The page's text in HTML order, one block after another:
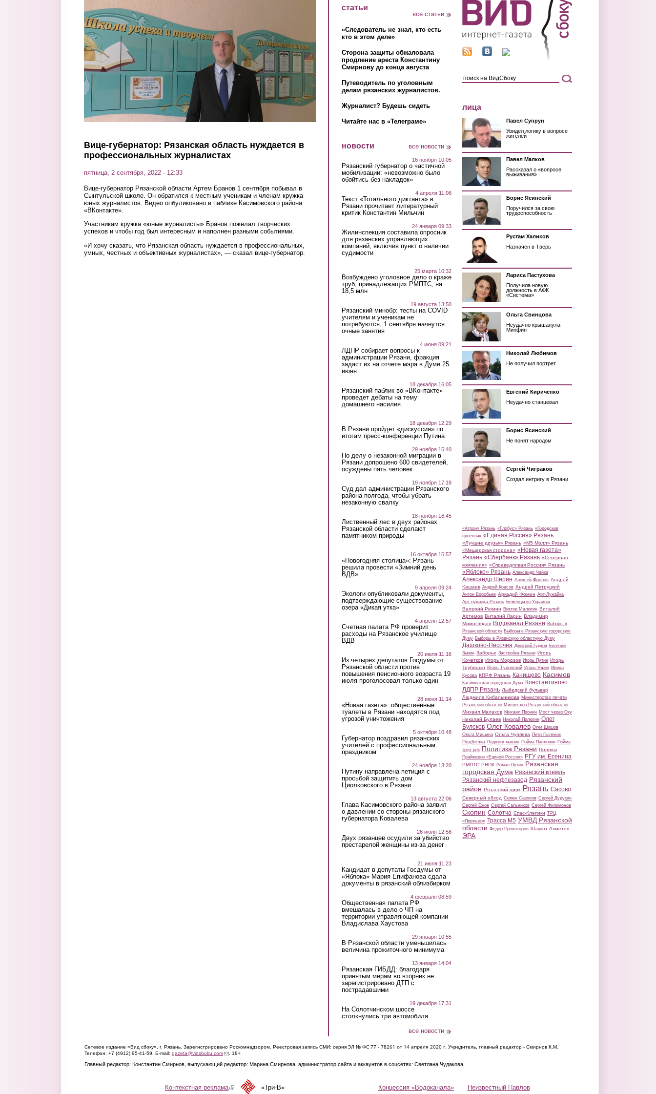
Вице-губернатор: Рязанская область нуждается в
профессиональных журналистах
пятница, 2 сентября, 2022 - 12:33
Вице-губернатор Рязанской области Артем Бранов 1 сентября побывал в
Сынтульской школе. Он обратился к местным ученикам и членам кружка
юных журналистов. Видео опбуликовано в паблике Касимовского района
«ВКонтакте».
Участникам кружка «юные журналисты» Бранов пожелал творческих
успехов и чтобы год был интересным и наполнен разными событиями.
«И хочу сказать, что Рязанская область нуждается в профессиональных,
умных, честных и объективных журналистах», — сказал вице-губернатор.
статьи
все статьи
«Следователь не знал, кто есть
кто в этом деле»
Сторона защиты обжаловала
продление ареста Константину
Смирнову до конца августа
Путеводитель по уголовным
делам рязанских журналистов.
Журналист? Будешь сидеть
Читайте нас в «Телеграме»
новости все новости
16 ноября 10:05
Рязанский губернатор о частичной
мобилизации: «невозможно было
обойтись без накладок»
4 апреля 11:06
Текст «Тотального диктанта» в
Рязани прочитает литературный
критик Константин Мильчин
24 января 09:33
Жилинспекция составила опросник
для рязанских управляющих
компаний, включив пункт о наличии
судимости
25 марта 10:32
Возбуждено уголовное дело о краже
труб, принадлежащих РМПТС, на
18,5 млн
19 августа 13:50
Рязанский минобр: тесты на COVID
учителям и ученикам не
потребуются, 1 сентября начнутся
очные занятия
4 июня 09:21
ЛДПР собирает вопросы к
администрации Рязани, фракция
задаст их на отчете мэра в Думе 25
июня
18 декабря 16:05
Рязанский паблик во «ВКонтакте»
проведет дебаты на тему
домашнего насилия
18 декабря 12:29
В Рязани пройдет «дискуссия» по
итогам пресс-конференции Путина
29 ноября 15:40
По делу о незаконной миграции в
Рязани допрошено 600 свидетелей,
осуждены пять человек
19 ноября 17:18
Суд дал администрации Рязанского
района полгода, чтобы убрать
незаконную свалку
18 ноября 16:45
Лиственный лес в двух районах
Рязанской области сделают
памятником природы
16 октября 15:57
«Новогодняя столица»: Рязань
решила провести «Зимний день
ВДВ»
9 апреля 09:24
Экологи опубликовали документы,
подтверждающие существование
озера «Дикая утка»
4 апреля 12:57
Счетная палата РФ проверит
расходы на Рязанское училище
ВДВ
20 июля 11:16
Из четырех депутатов Госдумы от
Рязанской области против
повышения пенсионного возраста 19
июля проголосовал только один
28 июня 11:14
«Новая газета»: общественные
туалеты в Рязани находятся под
угрозой уничтожения
5 октября 10:48
Губернатор поздравил рязанских
учителей с профессиональным
праздником
24 ноября 13:20
Путину направлена петиция с
просьбой защитить дом
Циолковского в Рязани
13 августа 22:06
Глава Касимовского района заявил
о давлении со стороны рязанского
губернатора Ковалева
26 июля 12:58
Двух рязанцев осудили за убийство
престарелой женщины из-за денег
21 июля 11:23
Кандидат в депутаты Госдумы от
«Яблока» Мария Епифанова сдала
документы в рязанский облизбирком
4 февраля 08:59
Общественная палата РФ
вмешалась в дело о ЧП на
территории управляющей компании
Владислава Хаустова
29 января 10:55
В Рязанской области уменьшилась
величина прожиточного минимума
13 января 14:04
Рязанская ГИБДД: благодаря
принятым мерам во вторник не
зарегистрировано ДТП с
пострадавшими
19 декабря 17:31
На Солотчинском шоссе
столкнулись три автомобиля
все новости
лица
Павел Супрун
Увидел логику в вопросе
жителей
Павел Малков
Рассказал о «вопросе
выживания»
Борис Ясинский
Поручился за свою
трудоспособность
Рустам Халиков
Назначен в Тверь
Лариса Пастухова
Получила новую
должность в АФК
«Система»
Ольга Свинцова
Неудачно крышанула
Минфин
Николай Любимов
Не получил портрет
Евгений Кириченко
Неудачно станцевал
Борис Ясинский
Не понят народом
Сергей Чиграков
Создал интригу в Рязани
«Атрон» Рязань «Глобус» Рязань «Городские
проекты» «Единая Россия» Рязань
«Лучшие друзья» Рязань «М5 Молл» Рязань
«Мещерская сторона» «Новая газета»
Рязань «Сбербанк» Рязань «Северная
компания» «Справедливая Россия» Рязань
«Яблоко» Рязань Александр Чайка
Александр Шерин Алексей Фролов Андрей
Кашаев Андрей Красов Андрей Петруцкий
Антон Воробьев Аркадий Фомин Арт-Лужайка
Арт-лужайка Рязань Беженцы из Украины
Валерий Рюмин Виктор Малюгин Виталий
Артемов Виталий Ларин Владимир
Мимоглядов Водоканал Рязани Выборы в
Рязанской области Выборы в Рязанскую городскую
Думу Выборы в Рязанскую областную Думу
Дашково-Песочня Дмитрий Гудков Евгений
Зызин Заборье Застройка Рязани Игорь
Кочетков Игорь Морозов Игорь Путин Игорь
Трубицын Игорь Туровский Игорь Яшин Ирина
Кусова КПРФ Рязань Канищево Касимов
Касимовская городская Дума Константиново
ЛДПР Рязань Лыбедский бульвар
Людмила Кибальникова Министерство печати
Рязанской области Минлесхоз Рязанской области
Михаил Малахов Михаил Пронин Мост через Оку
Николай Булаев Николай Пилюгин Олег
Булеков Олег Ковалев Олег Шишов
Ольга Мишина Ольга Чуляева Петр Пыленок
Подбелка Поджоги машин Пойма Павловки Пойма
трех рек Политика Рязани Поляны
Праймериз «Единой России» РГУ им. Есенина
РМПТС РНПК Роман Путин Рязанская
городская Дума Рязанский кремль
Рязанский нефтезавод Рязанский
район Рязанский цирк Рязань Сасово
Северный обход Семен Сазонов Сергей Дудукин
Сергей Ежов Сергей Сальников Сергей Филимонов
Скопин Солотча Спас-Клепики ТРЦ
«Премьер» Трасса М5 УМВД Рязанской
области Федор Провоторов Шаукат Ахметов
ЭРА
Сетевое издание «Вид сбоку», г. Рязань. Зарегистрировано Роскомнадзором. Реестровая запись СМИ: серия ЭЛ № ФС 77 - 78261 от 14 апреля 2020 г. Учредитель, главный редактор - Смирнов К.М.
Телефон: +7 (4912) 95-41-59. E-mail: gazeta@vidsboku.com(link sends e-mail)
. 18+
Главный редактор: Константин Смирнов, выпускающий редактор: Марина Смирнова, администратор сайта и аккаунтов в соцсетях: Светлана Чудакова.
Концессия «Водоканала» Неизвестный Павлов
Контекстная реклама(link is external)«Три-В»